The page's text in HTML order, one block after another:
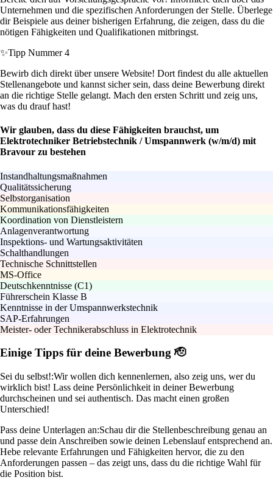
Unternehmen und die spezifischen Anforderungen der Stelle. Überlege
dir Beispiele aus deiner bisherigen Erfahrung, die zeigen, dass du die
nötigen Fähigkeiten und Qualifikationen mitbringst.
✨Tipp Nummer 4
Bewirb dich direkt über unsere Website! Dort findest du alle aktuellen
Stellenangebote und kannst sicher sein, dass deine Bewerbung direkt
an die richtige Stelle gelangt. Mach den ersten Schritt und zeig uns,
was du drauf hast!
Wir glauben, dass du diese Fähigkeiten brauchst, um
Elektrotechniker Betriebstechnik / Umspannwerk (w/m/d) mit
Bravour zu bestehen
Instandhaltungsmaßnahmen
Qualitätssicherung
Selbstorganisation
Kommunikationsfähigkeiten
Koordination von Dienstleistern
Anlagenverantwortung
Inspektions- und Wartungsaktivitäten
Schalthandlungen
Technische Schnittstellen
MS-Office
Deutschkenntnisse (C1)
Führerschein Klasse B
Kenntnisse in der Umspannwerkstechnik
SAP-Erfahrungen
Meister- oder Technikerabschluss in Elektrotechnik
Einige Tipps für deine Bewerbung 🫡
Sei du selbst!:Wir wollen dich kennenlernen, also zeig uns, wer du
wirklich bist! Lass deine Persönlichkeit in deiner Bewerbung
durchscheinen und sei authentisch. Das macht einen großen
Unterschied!
Pass deine Unterlagen an:Schau dir die Stellenbeschreibung genau an
und passe dein Anschreiben sowie deinen Lebenslauf entsprechend an.
Hebe relevante Erfahrungen und Fähigkeiten hervor, die zu den
Anforderungen passen – das zeigt uns, dass du die richtige Wahl für
die Position bist.